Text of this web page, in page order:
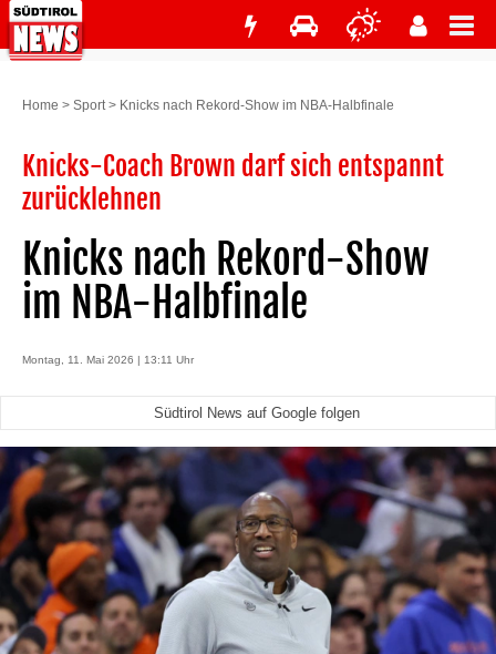
Home > Sport> Knicks nach Rekord-Show im NBA-Halbfinale
Knicks-Coach Brown darf sich entspannt
zurücklehnen
Knicks nach Rekord-Show
im NBA-Halbfinale
Montag, 11. Mai 2026 | 13:11 Uhr
Südtirol News auf Google folgen